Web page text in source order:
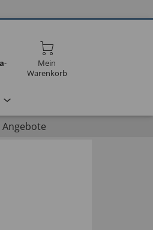
-
Mein
Warenkorb
Angebote